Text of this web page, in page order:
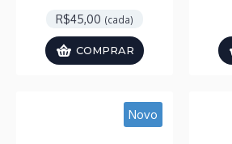
R$45,00 (cada)
COMPRAR
Novo